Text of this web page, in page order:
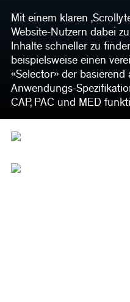
Mit einem klaren
Website-Nutzern dabei
Inhalte schneller zu
beispielsweise einen
«Selector» der
Anwendungs-
CAP, PAC und MED